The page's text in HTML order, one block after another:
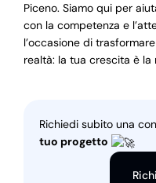
Piceno. Siamo qui per
con la competenza e
l’occasione di
realtà: la tua crescita è la
Richiedi subito una
tuo progetto